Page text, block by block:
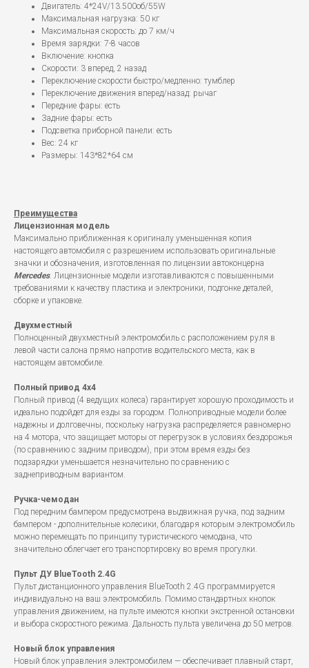
Двигатель: 4*24V/13.500об/55W
Максимальная нагрузка: 50 кг
Максимальная скорость: до 7 км/ч
Время зарядки: 7-8 часов
Включение: кнопка
Скорости: 3 вперед, 2 назад
Переключение скорости быстро/медленно: тумблер
Переключение движения вперед/назад: рычаг
Передние фары: есть
Задние фары: есть
Подсветка приборной панели: есть
Вес: 24 кг
Размеры: 143*82*64 см
Преимущества
Лицензионная модель
Максимально приближенная к оригиналу уменьшенная копия
настоящего автомобиля с разрешением использовать оригинальные
значки и обозначения, изготовленная по лицензии автоконцерна
Mercedes. Лицензионные модели изготавливаются с повышенными
требованиями к качеству пластика и электроники, подгонке деталей,
сборке и упаковке.
Двухместный
Полноценный двухместный электромобиль с расположением руля в
левой части салона прямо напротив водительского места, как в
настоящем автомобиле.
Полный привод 4x4
Полный привод (4 ведущих колеса) гарантирует хорошую проходимость и
идеально подойдет для езды за городом. Полноприводные модели более
надежны и долговечны, поскольку нагрузка распределяется равномерно
на 4 мотора, что защищает моторы от перегрузок в условиях бездорожья
(по сравнению с задним приводом), при этом время езды без
подзарядки уменьшается незначительно по сравнению с
заднеприводным вариантом.
Ручка-чемодан
Под передним бампером предусмотрена выдвижная ручка, под задним
бампером - дополнительные колесики, благодаря которым электромобиль
можно перемещать по принципу туристического чемодана, что
значительно облегчает его транспортировку во время прогулки.
Пульт ДУ BlueTooth 2.4G
Пульт дистанционного управления BlueTooth 2.4G программируется
индивидуально на ваш электромобиль. Помимо стандартных кнопок
управления движением, на пульте имеются кнопки экстренной остановки
и выбора скоростного режима. Дальность пульта увеличена до 50 метров.
Новый блок управления
Новый блок управления электромобилем — обеспечивает плавный старт,